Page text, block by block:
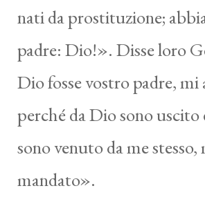
nati da prostituzione;
padre: Dio!». Disse loro
Dio fosse vostro padre, mi
perché da Dio sono uscito
sono venuto da me
mandato».